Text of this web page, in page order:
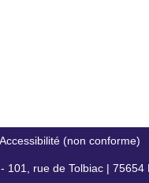
Accessibilité (non conforme)
rue de Tolbiac | 75654